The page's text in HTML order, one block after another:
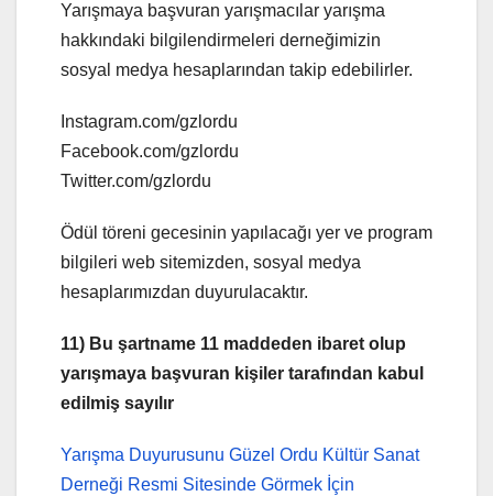
Yarışmaya başvuran yarışmacılar yarışma
hakkındaki bilgilendirmeleri derneğimizin
sosyal medya hesaplarından takip edebilirler.
Instagram.com/gzlordu
Facebook.com/gzlordu
Twitter.com/gzlordu
Ödül töreni gecesinin yapılacağı yer ve program
bilgileri web sitemizden, sosyal medya
hesaplarımızdan duyurulacaktır.
11) Bu şartname 11 maddeden ibaret olup
yarışmaya başvuran kişiler tarafından kabul
edilmiş sayılır
Yarışma Duyurusunu Güzel Ordu Kültür Sanat
Derneği Resmi Sitesinde Görmek İçin